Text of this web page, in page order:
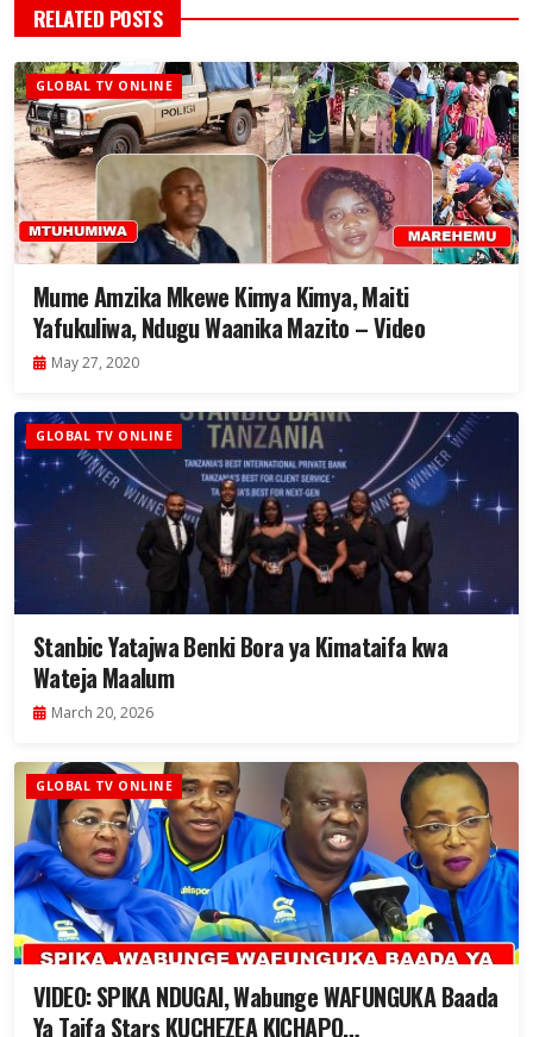
RELATED POSTS
GLOBAL TV ONLINE
Mume Amzika Mkewe Kimya Kimya, Maiti
Yafukuliwa, Ndugu Waanika Mazito – Video
May 27, 2020
GLOBAL TV ONLINE
Stanbic Yatajwa Benki Bora ya Kimataifa kwa
Wateja Maalum
March 20, 2026
GLOBAL TV ONLINE
VIDEO: SPIKA NDUGAI, Wabunge WAFUNGUKA Baada
Ya Taifa Stars KUCHEZEA KICHAPO…